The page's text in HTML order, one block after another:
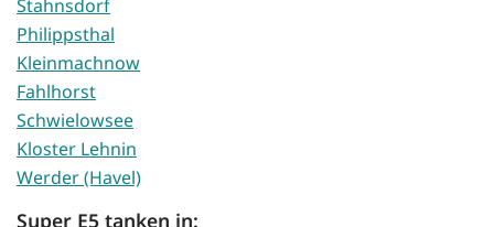
Stahnsdorf
Philippsthal
Kleinmachnow
Fahlhorst
Schwielowsee
Kloster Lehnin
Werder (Havel)
Super E5 tanken in: